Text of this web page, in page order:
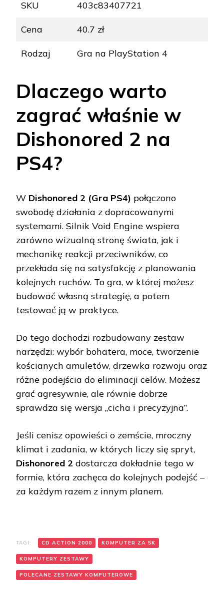
SKU 403c83407721
Cena 40.7 zł
Rodzaj Gra na PlayStation 4
Dlaczego warto
zagrać właśnie w
Dishonored 2 na
PS4?
W Dishonored 2 (Gra PS4) połączono
swobodę działania z dopracowanymi
systemami. Silnik Void Engine wspiera
zarówno wizualną stronę świata, jak i
mechanikę reakcji przeciwników, co
przekłada się na satysfakcję z planowania
kolejnych ruchów. To gra, w której możesz
budować własną strategię, a potem
testować ją w praktyce.
Do tego dochodzi rozbudowany zestaw
narzędzi: wybór bohatera, moce, tworzenie
kościanych amuletów, drzewka rozwoju oraz
różne podejścia do eliminacji celów. Możesz
grać agresywnie, ale równie dobrze
sprawdza się wersja „cicha i precyzyjna”.
Jeśli cenisz opowieści o zemście, mroczny
klimat i zadania, w których liczy się spryt,
Dishonored 2 dostarcza dokładnie tego w
formie, która zachęca do kolejnych podejść –
za każdym razem z innym planem.
TAGI: CD ACTION 2000 KOMPUTER ZA 5K
KOMPUTERY ZESTAWY
POLECANE ZESTAWY KOMPUTEROWE